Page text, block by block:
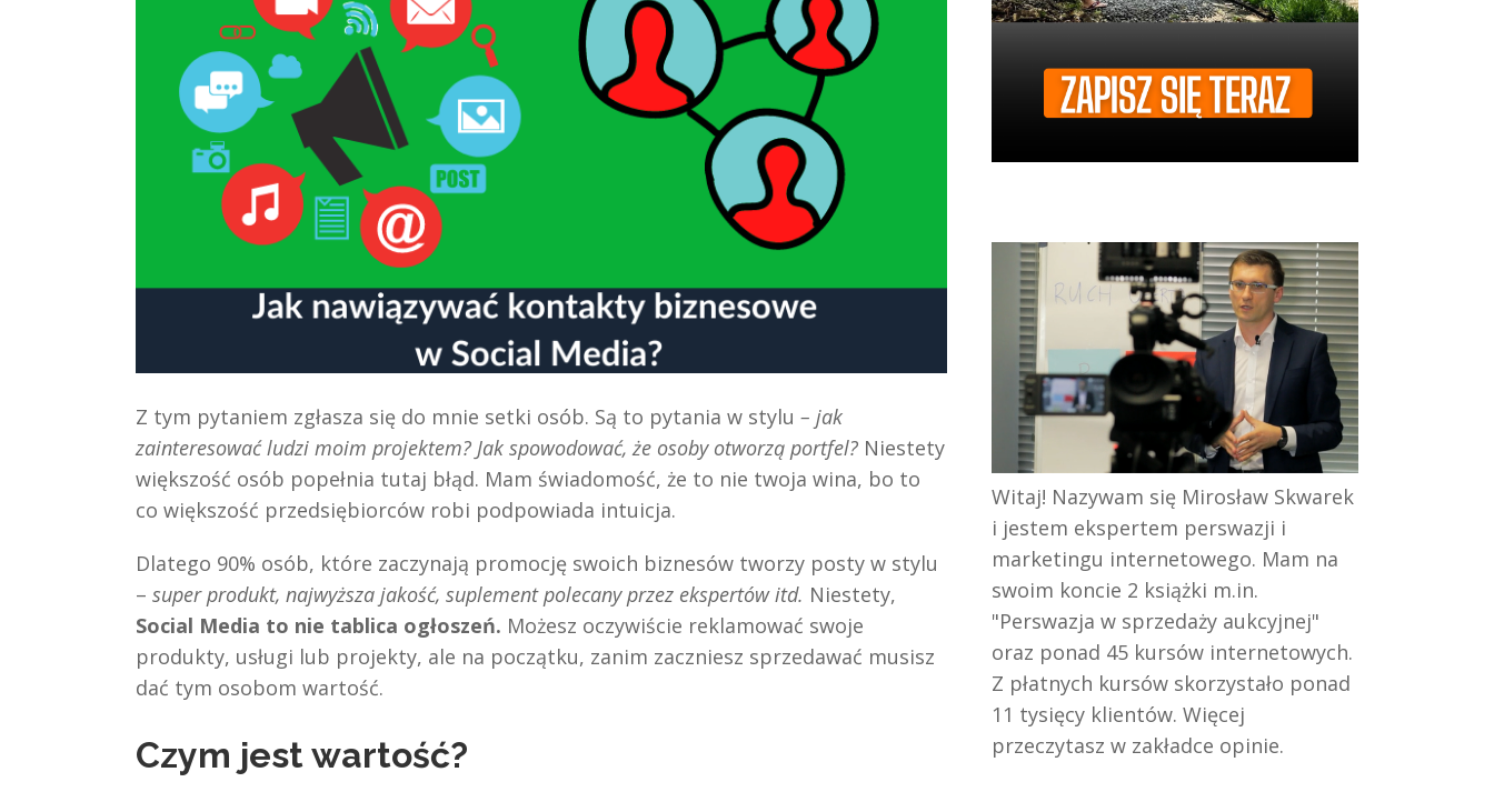
Z tym pytaniem zgłasza się do mnie setki osób. Są to pytania w stylu – jak
zainteresować ludzi moim projektem? Jak spowodować, że osoby otworzą portfel? Niestety
większość osób popełnia tutaj błąd. Mam świadomość, że to nie twoja wina, bo to
co większość przedsiębiorców robi podpowiada intuicja.
Dlatego 90% osób, które zaczynają promocję swoich biznesów tworzy posty w stylu
– super produkt, najwyższa jakość, suplement polecany przez ekspertów itd. Niestety,
Social Media to nie tablica ogłoszeń. Możesz oczywiście reklamować swoje
produkty, usługi lub projekty, ale na początku, zanim zaczniesz sprzedawać musisz
dać tym osobom wartość.
Czym jest wartość?
Witaj! Nazywam się Mirosław Skwarek
i jestem ekspertem perswazji i
marketingu internetowego. Mam na
swoim koncie 2 książki m.in.
"Perswazja w sprzedaży aukcyjnej"
oraz ponad 45 kursów internetowych.
Z płatnych kursów skorzystało ponad
11 tysięcy klientów. Więcej
przeczytasz w zakładce opinie.